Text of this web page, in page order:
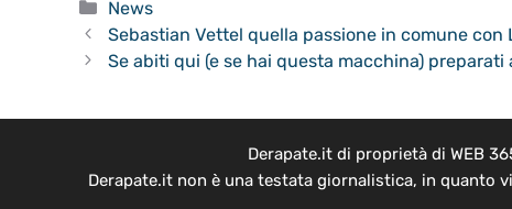
Categorie
News
Sebastian Vettel quella passione in comune
Se abiti qui (e se hai questa macchina)
Derapate.it di proprietà di WEB
Derapate.it non è una testata giornalistica, in quanto